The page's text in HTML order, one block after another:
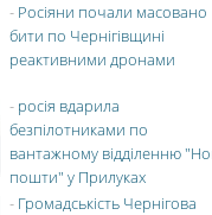
- Росіяни почали масовано
бити по Чернігівщині
реактивними дронами
- росія вдарила
безпілотниками по
вантажному відділенню
пошти" у Прилуках
- Громадськість Чернігова